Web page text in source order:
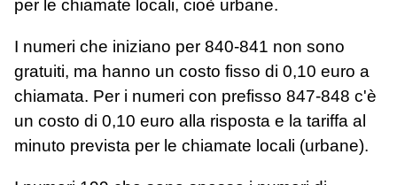
per le chiamate locali, cioè urbane.
I numeri che iniziano per 840-841 non sono
gratuiti, ma hanno un costo fisso di 0,10 euro a
chiamata. Per i numeri con prefisso 847-848 c'è
un costo di 0,10 euro alla risposta e la tariffa al
minuto prevista per le chiamate locali (urbane).